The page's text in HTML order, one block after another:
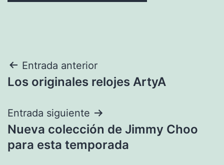
Navegación
de
entradas
Entrada anterior
Los originales relojes ArtyA
Entrada siguiente
Nueva colección de Jimmy Choo
para esta temporada